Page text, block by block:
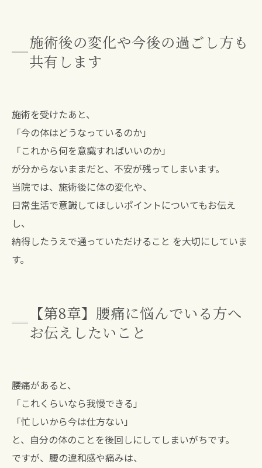
施術後の変化や今後の過ごし方も
共有します
施術を受けたあと、
「今の体はどうなっているのか」
「これから何を意識すればいいのか」
が分からないままだと、不安が残ってしまいます。
当院では、施術後に体の変化や、
日常生活で意識してほしいポイントについてもお伝え
し、
納得したうえで通っていただけること を大切にしていま
す。
【第8章】腰痛に悩んでいる方へ
お伝えしたいこと
腰痛があると、
「これくらいなら我慢できる」
「忙しいから今は仕方ない」
と、自分の体のことを後回しにしてしまいがちです。
ですが、腰の違和感や痛みは、